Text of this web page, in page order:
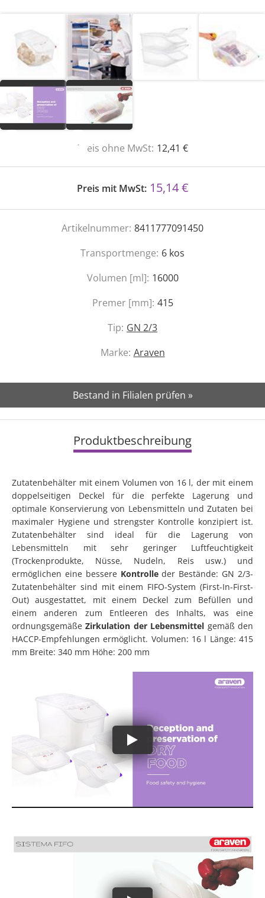
Preis ohne MwSt: 12,41 €
Preis mit MwSt: 15,14 €
Artikelnummer: 8411777091450
Transportmenge: 6 kos
Volumen [ml]: 16000
Premer [mm]: 415
Tip: GN 2/3
Marke: Araven
Bestand in Filialen prüfen »
Produktbeschreibung
Zutatenbehälter mit einem Volumen von 16 l, der mit einem
doppelseitigen Deckel für die perfekte Lagerung und
optimale Konservierung von Lebensmitteln und Zutaten bei
maximaler Hygiene und strengster Kontrolle konzipiert ist.
Zutatenbehälter sind ideal für die Lagerung von
Lebensmitteln mit sehr geringer Luftfeuchtigkeit
(Trockenprodukte, Nüsse, Nudeln, Reis usw.) und
ermöglichen eine bessere Kontrolleder Bestände: GN 2/3-
Zutatenbehälter sind mit einem FIFO-System (First-In-First-
Out) ausgestattet, mit einem Deckel zum Befüllen und
einem anderen zum Entleeren des Inhalts, was eine
ordnungsgemäßeZirkulation der Lebensmittel gemäß den
HACCP-Empfehlungen ermöglicht. Volumen: 16 l Länge: 415
mm Breite: 340 mm Höhe: 200 mm